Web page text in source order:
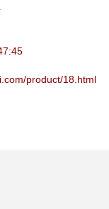
product/18.html